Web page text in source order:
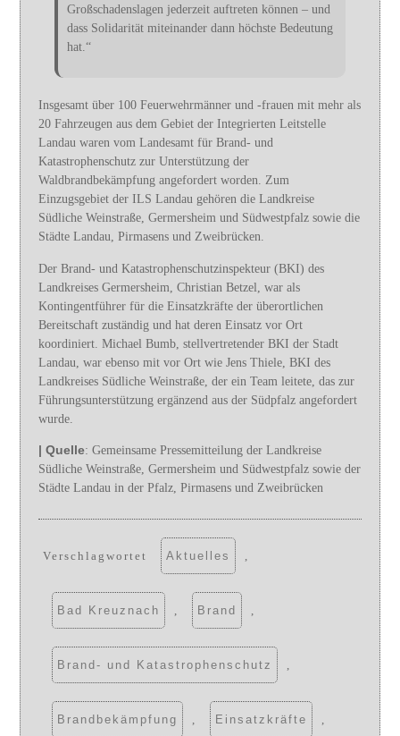
Großschadenslagen jederzeit auftreten können – und
dass Solidarität miteinander dann höchste Bedeutung
hat.“
Insgesamt über 100 Feuerwehrmänner und -frauen mit mehr als
20 Fahrzeugen aus dem Gebiet der Integrierten Leitstelle
Landau waren vom Landesamt für Brand- und
Katastrophenschutz zur Unterstützung der
Waldbrandbekämpfung angefordert worden. Zum
Einzugsgebiet der ILS Landau gehören die Landkreise
Südliche Weinstraße, Germersheim und Südwestpfalz sowie die
Städte Landau, Pirmasens und Zweibrücken.
Der Brand- und Katastrophenschutzinspekteur (BKI) des
Landkreises Germersheim, Christian Betzel, war als
Kontingentführer für die Einsatzkräfte der überortlichen
Bereitschaft zuständig und hat deren Einsatz vor Ort
koordiniert. Michael Bumb, stellvertretender BKI der Stadt
Landau, war ebenso mit vor Ort wie Jens Thiele, BKI des
Landkreises Südliche Weinstraße, der ein Team leitete, das zur
Führungsunterstützung ergänzend aus der Südpfalz angefordert
wurde.
| Quelle: Gemeinsame Pressemitteilung der Landkreise
Südliche Weinstraße, Germersheim und Südwestpfalz sowie der
Städte Landau in der Pfalz, Pirmasens und Zweibrücken
Verschlagwortet Aktuelles ,
Bad Kreuznach , Brand ,
Brand- und Katastrophenschutz ,
Brandbekämpfung , Einsatzkräfte ,